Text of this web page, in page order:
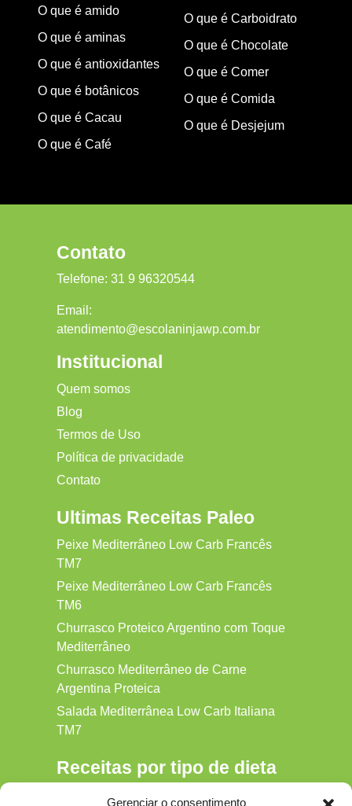
Gerenciar o consentimento
O que é amido
O que é aminas
O que é antioxidantes
O que é botânicos
O que é Cacau
O que é Café
O que é Carboidrato
O que é Chocolate
O que é Comer
O que é Comida
O que é Desjejum
Contato
Telefone: 31 9 96320544
Email:
atendimento@escolaninjawp.com.br
Institucional
Quem somos
Blog
Termos de Uso
Política de privacidade
Contato
Ultimas Receitas Paleo
Peixe Mediterrâneo Low Carb Francês
TM7
Peixe Mediterrâneo Low Carb Francês
TM6
Churrasco Proteico Argentino com Toque
Mediterrâneo
Churrasco Mediterrâneo de Carne
Argentina Proteica
Salada Mediterrânea Low Carb Italiana
TM7
Receitas por tipo de dieta